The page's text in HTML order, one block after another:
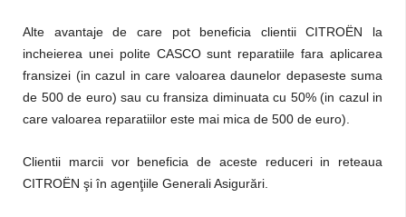
Alte avantaje de care pot beneficia clientii CITROËN la
incheierea unei polite CASCO sunt reparatiile fara aplicarea
fransizei (in cazul in care valoarea daunelor depaseste suma
de 500 de euro) sau cu fransiza diminuata cu 50% (in cazul in
care valoarea reparatiilor este mai mica de 500 de euro).
Clientii marcii vor beneficia de aceste reduceri in reteaua
CITROËN şi în agenţiile Generali Asigurări.